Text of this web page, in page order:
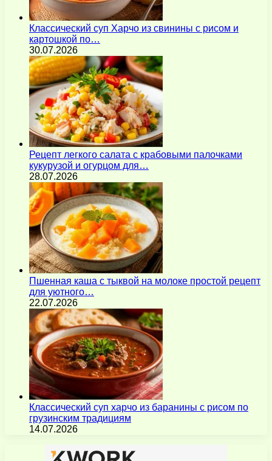
Классический суп Харчо из свинины с рисом и
картошкой по…
30.07.2026
Рецепт легкого салата с крабовыми палочками
кукурузой и огурцом для…
28.07.2026
Пшенная каша с тыквой на молоке простой рецепт
для уютного…
22.07.2026
Классический суп харчо из баранины с рисом по
грузинским традициям
14.07.2026